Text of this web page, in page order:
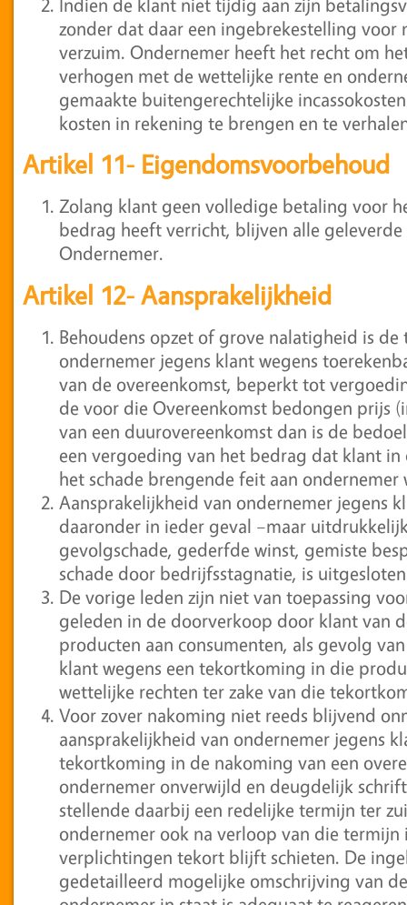
zonder dat daar een ingebrekestelling voor
verzuim. Ondernemer heeft het recht om
verhogen met de wettelijke rente en
gemaakte buitengerechtelijke
kosten in rekening te brengen en te
Artikel 11- Eigendomsvoorbehoud
Zolang klant geen volledige betaling voor
bedrag heeft verricht, blijven alle
Ondernemer.
Artikel 12- Aansprakelijkheid
Behoudens opzet of grove nalatigheid is
ondernemer jegens klant wegens
van de overeenkomst, beperkt tot
de voor die Overeenkomst bedongen prijs
van een duurovereenkomst dan is de
een vergoeding van het bedrag dat klant
het schade brengende feit aan ondernemer
Aansprakelijkheid van ondernemer jegens
daaronder in ieder geval –maar
gevolgschade, gederfde winst, gemiste
schade door bedrijfsstagnatie, is
De vorige leden zijn niet van toepassing
geleden in de doorverkoop door klant van
producten aan consumenten, als gevolg
klant wegens een tekortkoming in die
wettelijke rechten ter zake van die
Voor zover nakoming niet reeds blijvend
aansprakelijkheid van ondernemer jegens
tekortkoming in de nakoming van een
ondernemer onverwijld en deugdelijk
stellende daarbij een redelijke termijn ter
ondernemer ook na verloop van die
verplichtingen tekort blijft schieten. De
gedetailleerd mogelijke omschrijving van